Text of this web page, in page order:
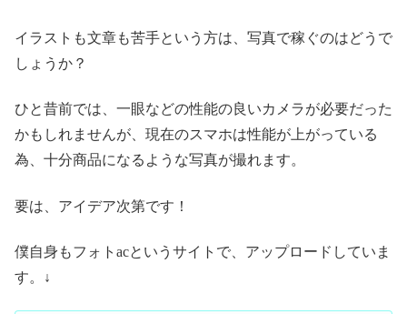
イラストも文章も苦手という方は、写真で稼ぐのはどうで
しょうか？
ひと昔前では、一眼などの性能の良いカメラが必要だった
かもしれませんが、現在のスマホは性能が上がっている
為、十分商品になるような写真が撮れます。
要は、アイデア次第です！
僕自身もフォトacというサイトで、アップロードしていま
す。↓